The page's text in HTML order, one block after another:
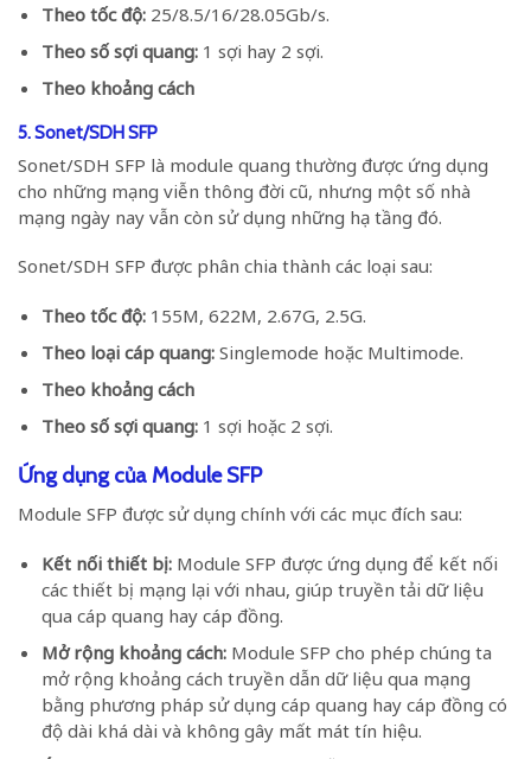
Theo tốc độ: 25/8.5/16/28.05Gb/s.
Theo số sợi quang:1 sợi hay 2 sợi.
Theo khoảng cách
5. Sonet/SDH SFP
Sonet/SDH SFP là module quang thường được ứng dụng
cho những mạng viễn thông đời cũ, nhưng một số nhà
mạng ngày nay vẫn còn sử dụng những hạ tầng đó.
Sonet/SDH SFP được phân chia thành các loại sau:
Theo tốc độ: 155M, 622M, 2.67G, 2.5G.
Theo loại cáp quang:Singlemode hoặc Multimode.
Theo khoảng cách
Theo số sợi quang: 1 sợi hoặc 2 sợi.
Ứng dụng của Module SFP
Module SFP được sử dụng chính với các mục đích sau:
Kết nối thiết bị:Module SFP được ứng dụng để kết nối
các thiết bị mạng lại với nhau, giúp truyền tải dữ liệu
qua cáp quang hay cáp đồng.
Mở rộng khoảng cách:Module SFP cho phép chúng ta
mở rộng khoảng cách truyền dẫn dữ liệu qua mạng
bằng phương pháp sử dụng cáp quang hay cáp đồng có
độ dài khá dài và không gây mất mát tín hiệu.